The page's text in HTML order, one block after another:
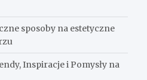
sposoby na estetyczne
Inspiracje i Pomysły na